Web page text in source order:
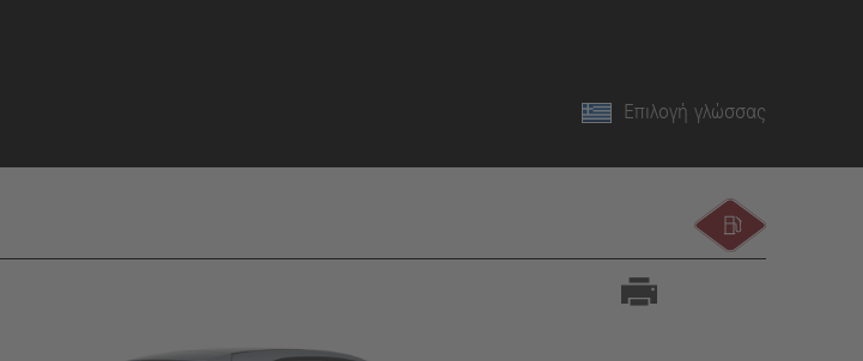
Επιλογή γλώσσας